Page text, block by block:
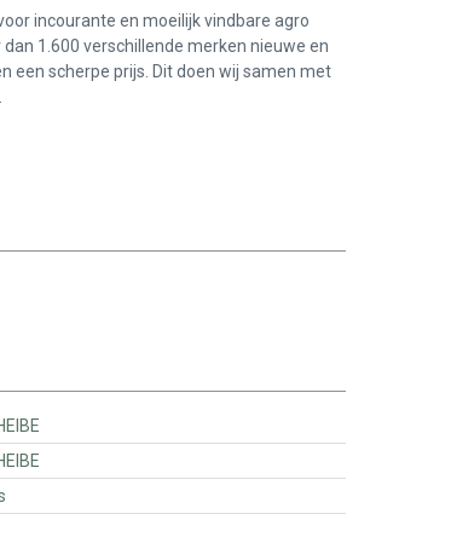
incourante en moeilijk vindbare agro
1.600 verschillende merken nieuwe en
een scherpe prijs. Dit doen wij samen met